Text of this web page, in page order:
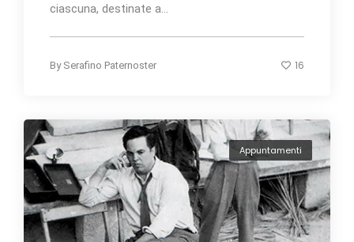
ciascuna, destinate a...
By Serafino Paternoster 16
Appuntamenti